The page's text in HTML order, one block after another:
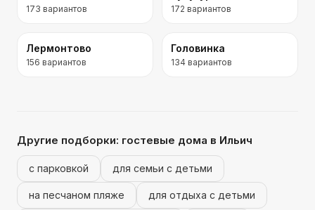
173 вариантов 172 вариантов
Лермонтово
156 вариантов
Головинка
134 вариантов
Другие подборки: гостевые дома в Ильич
с парковкой для семьи с детьми
на песчаном пляже для отдыха с детьми